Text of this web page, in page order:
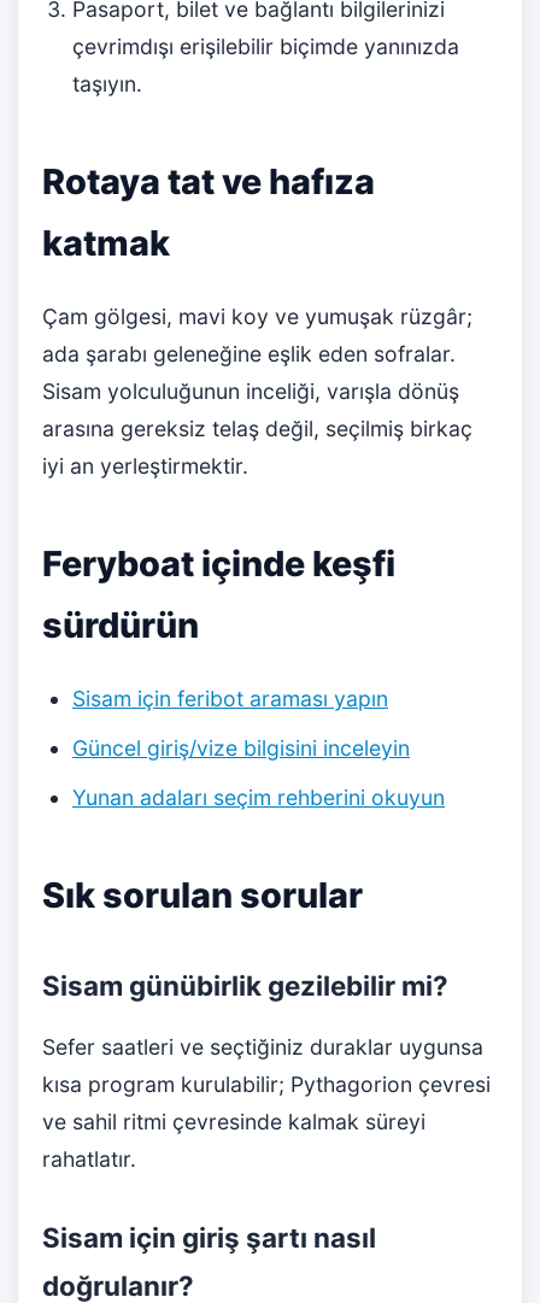
Pasaport, bilet ve bağlantı bilgilerinizi
çevrimdışı erişilebilir biçimde yanınızda
taşıyın.
Rotaya tat ve hafıza
katmak
Çam gölgesi, mavi koy ve yumuşak rüzgâr;
ada şarabı geleneğine eşlik eden sofralar.
Sisam yolculuğunun inceliği, varışla dönüş
arasına gereksiz telaş değil, seçilmiş birkaç
iyi an yerleştirmektir.
Feryboat içinde keşfi
sürdürün
Sisam için feribot araması yapın
Güncel giriş/vize bilgisini inceleyin
Yunan adaları seçim rehberini okuyun
Sık sorulan sorular
Sisam günübirlik gezilebilir mi?
Sefer saatleri ve seçtiğiniz duraklar uygunsa
kısa program kurulabilir; Pythagorion çevresi
ve sahil ritmi çevresinde kalmak süreyi
rahatlatır.
Sisam için giriş şartı nasıl
doğrulanır?